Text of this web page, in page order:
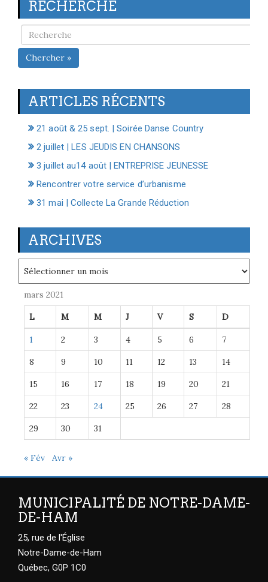
RECHERCHE
Chercher »
ARTICLES RÉCENTS
21 août & 25 sept. | Soirée Danse Country
2 juillet | LES JEUDIS EN CHANSONS
3 juillet au14 août | ENTREPRISE JEUNESSE
Rencontrer votre service d’urbanisme
31 mai | Collecte La Grande Réduction
ARCHIVES
mars 2021
L M M J V S D
1 2 3 4 5 6 7
8 9 10 11 12 13 14
15 16 17 18 19 20 21
22 23 24 25 26 27 28
29 30 31
« Fév Avr »
MUNICIPALITÉ DE NOTRE-DAME-
DE-HAM
25, rue de l'Église
Notre-Dame-de-Ham
Québec, G0P 1C0